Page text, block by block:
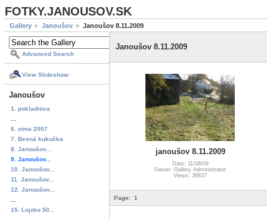
FOTKY.JANOUSOV.SK
Gallery Janoušov Janoušov 8.11.2009
Advanced Search
View Slideshow
Janoušov
1. pokladnica
6. zima 2007
7. Besná kukučka
8. Janoušov...
9. Janoušov...
10. Janoušov...
11. Janoušov...
12. Janoušov...
15. Lojzko 50...
Janoušov 8.11.2009
janoušov 8.11.2009
Date: 11/08/09
Owner: Gallery Administrator
Views: 36837
Page: 1